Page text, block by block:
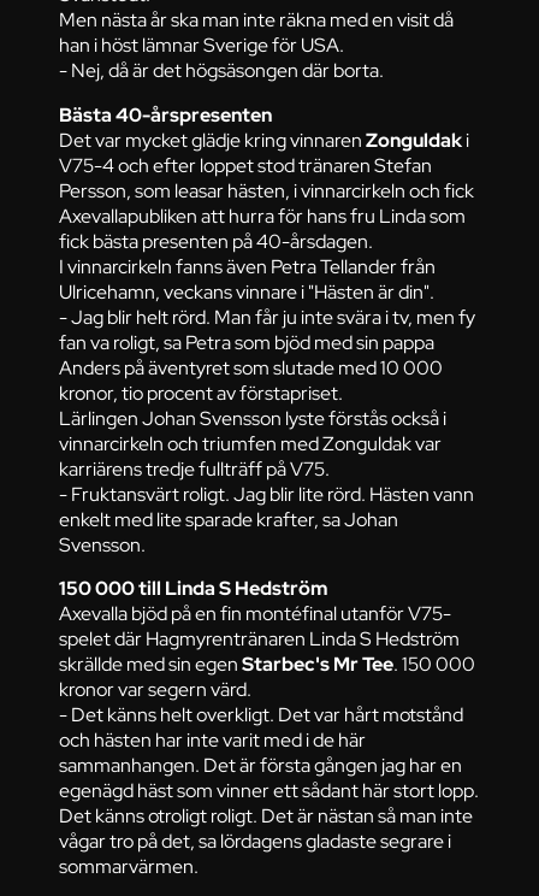
Men nästa år ska man inte räkna med en visit då
han i höst lämnar Sverige för USA.
- Nej, då är det högsäsongen där borta.
Bästa 40-årspresenten
Det var mycket glädje kring vinnarenZonguldaki
V75-4 och efter loppet stod tränaren Stefan
Persson, som leasar hästen, i vinnarcirkeln och fick
Axevallapubliken att hurra för hans fru Linda som
fick bästa presenten på 40-årsdagen.
I vinnarcirkeln fanns även Petra Tellander från
Ulricehamn, veckans vinnare i "Hästen är din".
- Jag blir helt rörd. Man får ju inte svära i tv, men fy
fan va roligt, sa Petra som bjöd med sin pappa
Anders på äventyret som slutade med 10 000
kronor, tio procent av förstapriset.
Lärlingen Johan Svensson lyste förstås också i
vinnarcirkeln och triumfen med Zonguldak var
karriärens tredje fullträff på V75.
- Fruktansvärt roligt. Jag blir lite rörd. Hästen vann
enkelt med lite sparade krafter, sa Johan
Svensson.
150 000 till Linda S Hedström
Axevalla bjöd på en fin montéfinal utanför V75-
spelet där Hagmyrentränaren Linda S Hedström
skrällde med sin egenStarbec's Mr Tee. 150 000
kronor var segern värd.
- Det känns helt overkligt. Det var hårt motstånd
och hästen har inte varit med i de här
sammanhangen. Det är första gången jag har en
egenägd häst som vinner ett sådant här stort lopp.
Det känns otroligt roligt. Det är nästan så man inte
vågar tro på det, sa lördagens gladaste segrare i
sommarvärmen.